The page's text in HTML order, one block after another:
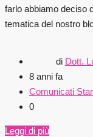
farlo abbiamo deciso
tematica del nostro
di Dott.
8 anni fa
Comunicati
0
Leggi di più